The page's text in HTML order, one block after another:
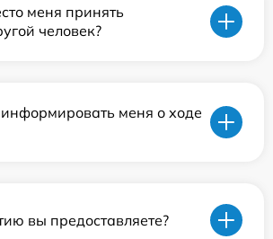
меня принять
человек?
меня о ходе
вы предоставляете?